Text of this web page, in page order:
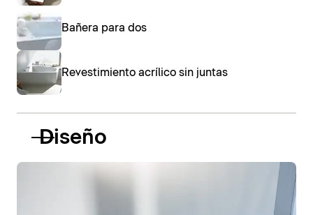
Bañera para dos
Revestimiento acrílico sin juntas
Diseño